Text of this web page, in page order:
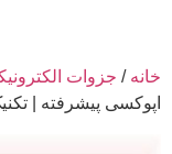
خانه / جزوات
اپوکسی پیشرفته |